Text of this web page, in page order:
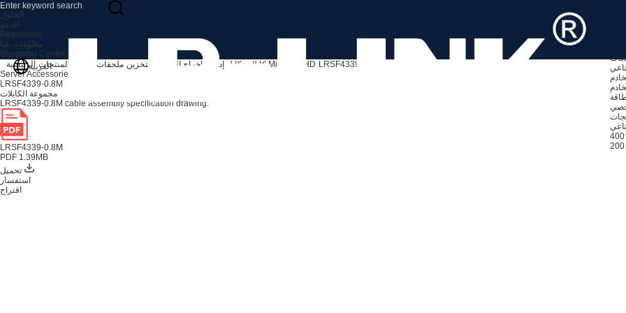
المنتجات
الحلول
الدعم
Resources
معلومات عنا
Shopping Center
العربيةالرئيسية المنتجات ملحقات الخادم كابل إدخال/إخراج الخادم والتخزين كابلات MiniSAS HD LRSF4339-0.8M
Server Accessories
LRSF4339-0.8M
مجموعة الكابلات
LRSF4339-0.8M cable assembly specification drawing.
LRSF4339-0.8M
PDF 1.39MB
استفسار
اقتراح